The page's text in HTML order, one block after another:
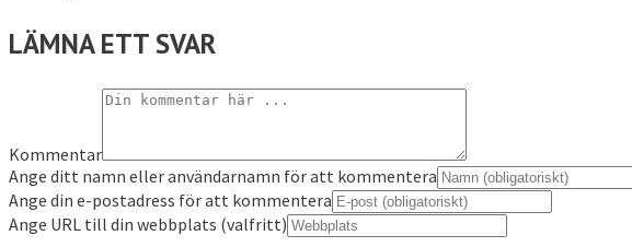
LÄMNA ETT SVAR
Kommentar
Ange ditt namn eller användarnamn för att kommentera
Ange din e-postadress för att kommentera
Ange URL till din webbplats (valfritt)